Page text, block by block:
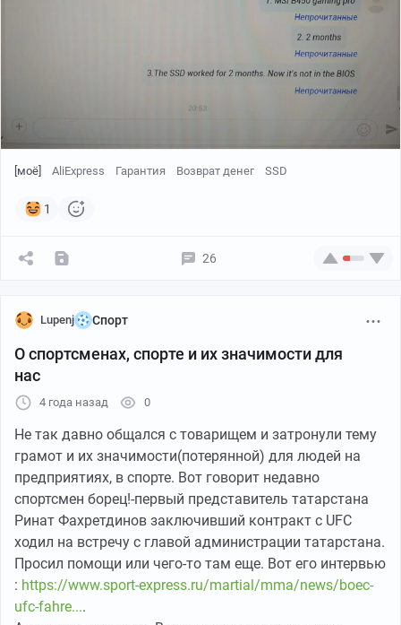
[моё] AliExpress Гарантия Возврат денег SSD
1
26
Lupenj Спорт
О спортсменах, спорте и их значимости для
нас
4 года назад 0
Не так давно общался с товарищем и затронули тему
грамот и их значимости(потерянной) для людей на
предприятиях, в спорте. Вот говорит недавно
спортсмен борец!-первый представитель татарстана
Ринат Фахретдинов заключивший контракт c UFC
ходил на встречу с главой администрации татарстана.
Просил помощи или чего-то там еще. Вот его интервью
: https://www.sport-express.ru/martial/mma/news/boec-
ufc-fahre....